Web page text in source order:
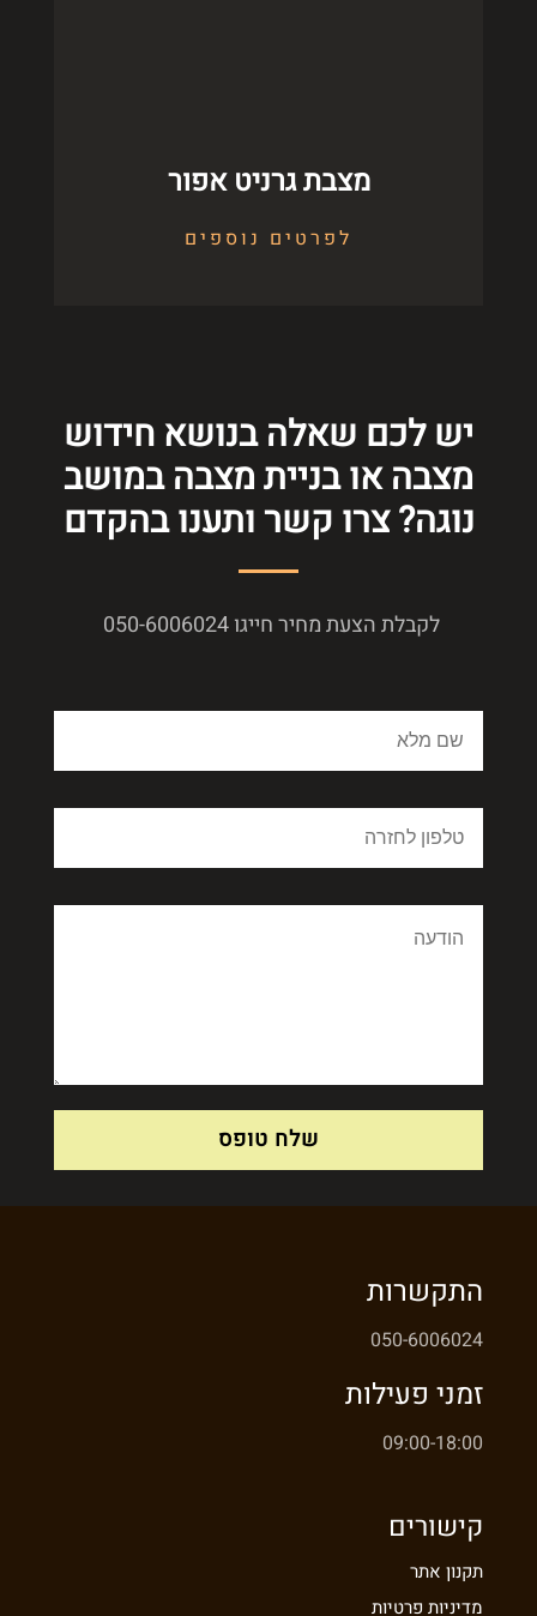
מצבת גרניט אפור
לפרטים נוספים
יש לכם שאלה בנושא חידוש
מצבה או בניית מצבה במושב
נוגה? צרו קשר ותענו בהקדם
לקבלת הצעת מחיר חייגו 050-6006024
שלח טופס
התקשרות
050-6006024
זמני פעילות
09:00-18:00
קישורים
תקנון אתר
מדיניות פרטיות